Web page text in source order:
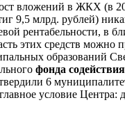
вложений в ЖКХ (в
9,5 млрд. рублей)
рентабельности, в
этих средств можно
образований
фонда
6
условие Центра: